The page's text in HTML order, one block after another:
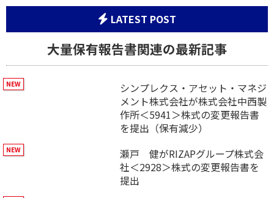
LATEST POST
大量保有報告書関連の最新記事
シンプレクス・アセット・マネジ
メント株式会社が株式会社中西製
作所＜5941＞株式の変更報告書
を提出（保有減少）
瀬戸 健がRIZAPグループ株式会
社＜2928＞株式の変更報告書を
提出